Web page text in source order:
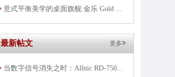
最新帖文 更多